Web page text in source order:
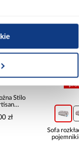
Stilo
zł
Sofa